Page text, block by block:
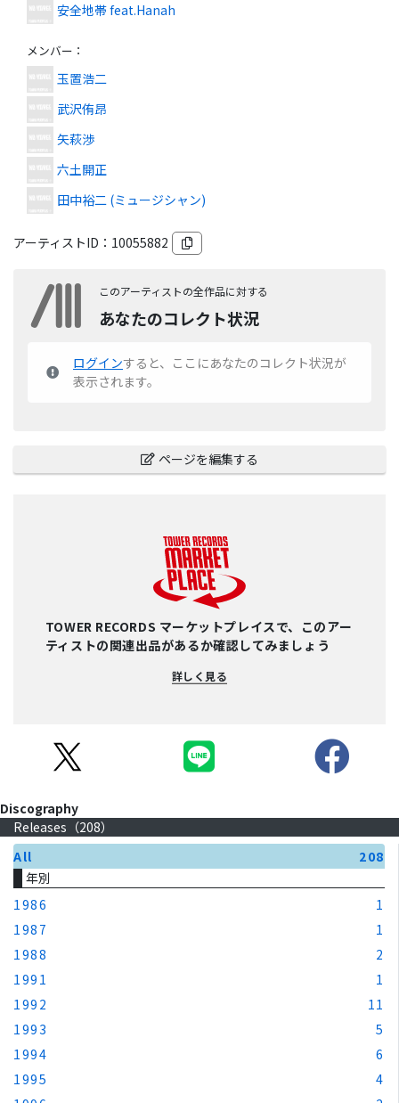
安全地帯 feat.Hanah
メンバー ：
玉置浩二
武沢侑昂
矢萩渉
六土開正
田中裕二 (ミュージシャン)
アーティストID： 10055882
このアーティストの全作品に対する
あなたのコレクト状況
ログインすると、ここにあなたのコレクト状況が
表示されます。
ページを編集する
TOWER RECORDS マーケットプレイスで、このアー
ティストの関連出品があるか確認してみましょう
詳しく見る
Discography
Releases（208）
All
208
年別
1986
1
1987
1
1988
2
1991
1
1992
11
1993
5
1994
6
1995
4